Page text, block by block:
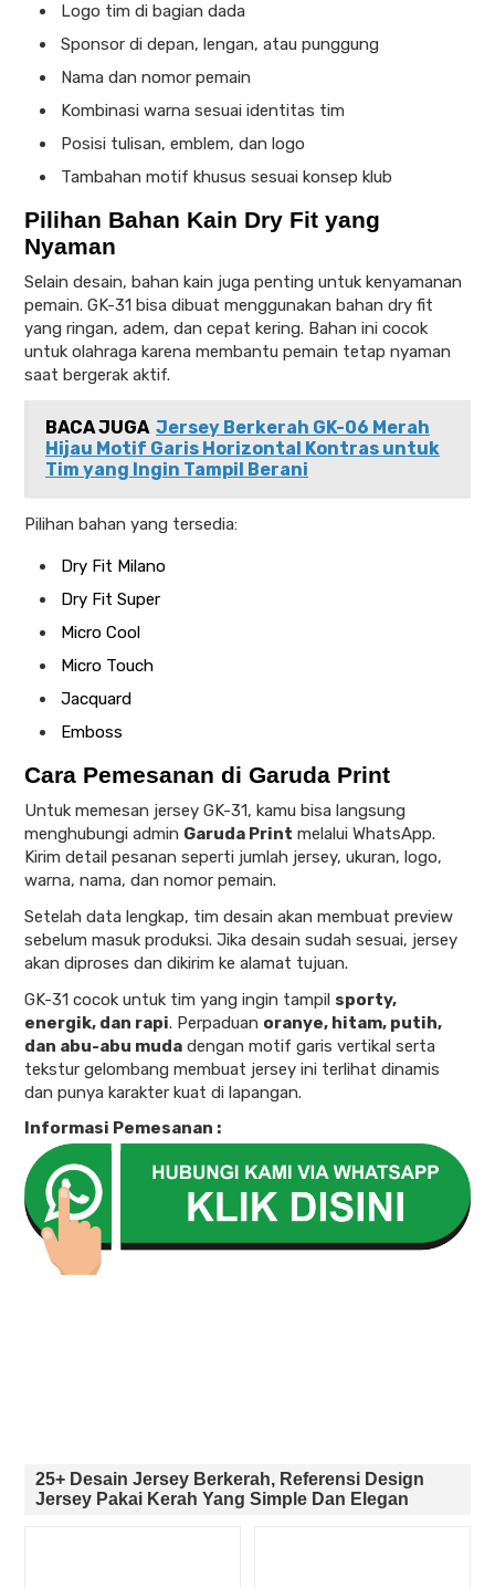
Logo tim di bagian dada
Sponsor di depan, lengan, atau punggung
Nama dan nomor pemain
Kombinasi warna sesuai identitas tim
Posisi tulisan, emblem, dan logo
Tambahan motif khusus sesuai konsep klub
Pilihan Bahan Kain Dry Fit yang
Nyaman
Selain desain, bahan kain juga penting untuk kenyamanan
pemain. GK-31 bisa dibuat menggunakan bahan dry fit
yang ringan, adem, dan cepat kering. Bahan ini cocok
untuk olahraga karena membantu pemain tetap nyaman
saat bergerak aktif.
BACA JUGA Jersey Berkerah GK-06 Merah
Hijau Motif Garis Horizontal Kontras untuk
Tim yang Ingin Tampil Berani
Pilihan bahan yang tersedia:
Dry Fit Milano
Dry Fit Super
Micro Cool
Micro Touch
Jacquard
Emboss
Cara Pemesanan di Garuda Print
Untuk memesan jersey GK-31, kamu bisa langsung
menghubungi admin Garuda Print melalui WhatsApp.
Kirim detail pesanan seperti jumlah jersey, ukuran, logo,
warna, nama, dan nomor pemain.
Setelah data lengkap, tim desain akan membuat preview
sebelum masuk produksi. Jika desain sudah sesuai, jersey
akan diproses dan dikirim ke alamat tujuan.
GK-31 cocok untuk tim yang ingin tampil sporty,
energik, dan rapi. Perpaduan oranye, hitam, putih,
dan abu-abu muda dengan motif garis vertikal serta
tekstur gelombang membuat jersey ini terlihat dinamis
dan punya karakter kuat di lapangan.
Informasi Pemesanan :
25+ Desain Jersey Berkerah, Referensi Design
Jersey Pakai Kerah Yang Simple Dan Elegan